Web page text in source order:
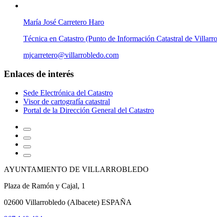
María José Carretero Haro
Técnica en Catastro (Punto de Información Catastral de
mjcarretero@villarrobledo.com
Enlaces de interés
Sede Electrónica del Catastro
Visor de cartografía catastral
Portal de la Dirección General del Catastro
AYUNTAMIENTO DE VILLARROBLEDO
Plaza de Ramón y Cajal, 1
02600 Villarrobledo (Albacete) ESPAÑA